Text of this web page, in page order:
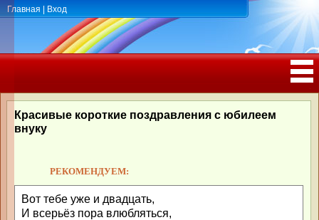
Главная Вход
РОЖДЕНИЯ, ЮБИЛЕЕМ
Красивые короткие поздравления с юбилеем
внуку
РЕКОМЕНДУЕМ:
Вот тебе уже и двадцать,
И всерьёз пора влюбляться,